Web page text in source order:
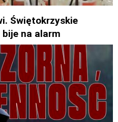
Świętokrzyskie
na alarm